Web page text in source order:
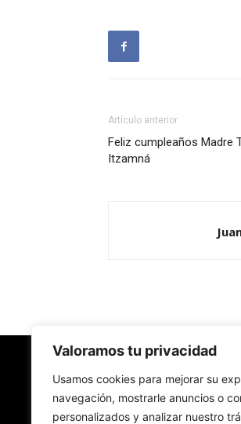
Valoramos tu privacidad
Usamos cookies para mejorar su
navegación, mostrarle anuncios o
personalizados y analizar nuestro
Artículo anterior
Feliz cumpleaños Madre
Itzamná
Redes